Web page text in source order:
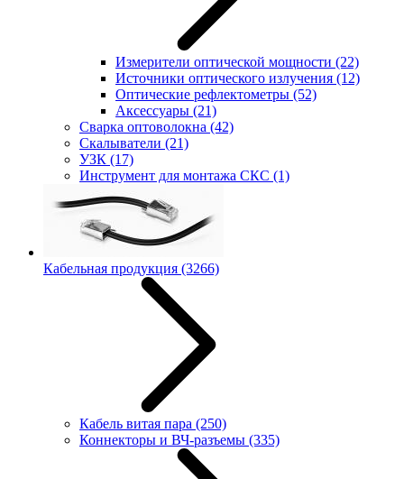
Измерители оптической мощности (22)
Источники оптического излучения (12)
Оптические рефлектометры (52)
Аксессуары (21)
Сварка оптоволокна (42)
Скалыватели (21)
УЗК (17)
Инструмент для монтажа СКС (1)
Кабельная продукция (3266)
Кабель витая пара (250)
Коннекторы и ВЧ-разъемы (335)